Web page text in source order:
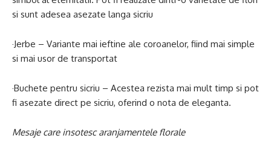
si sunt adesea asezate langa sicriu
·Jerbe – Variante mai ieftine ale coroanelor, fiind mai simple
si mai usor de transportat
·Buchete pentru sicriu – Acestea rezista mai mult timp si pot
fi asezate direct pe sicriu, oferind o nota de eleganta.
Mesaje care insotesc aranjamentele florale